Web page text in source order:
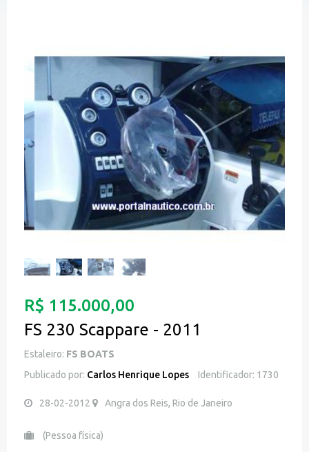
R$ 115.000,00
FS 230 Scappare - 2011
Estaleiro: FS BOATS
Publicado por: Carlos Henrique Lopes Identificador: 1730
28-02-2012 Angra dos Reis, Rio de Janeiro
(Pessoa física)